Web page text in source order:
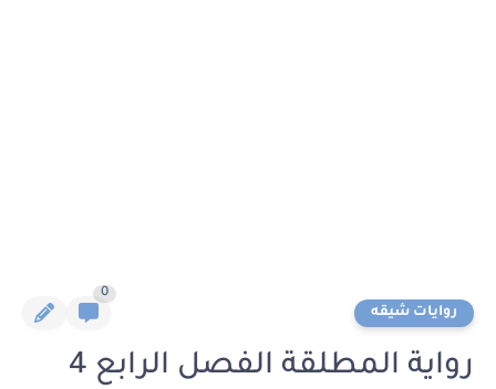
روايات شيقه
0
رواية المطلقة الفصل الرابع 4